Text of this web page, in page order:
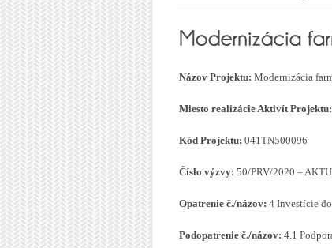
Názov Projektu: Modernizácia
Miesto realizácie Aktivít Projektu:
Kód Projektu: 041TN500096
Číslo výzvy: 50/PRV/2020 –
Opatrenie č./názov: 4 Investície
Podopatrenie č./názov: 4.1